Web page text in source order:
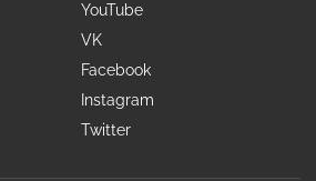
YouTube
VK
Facebook
Instagram
Twitter